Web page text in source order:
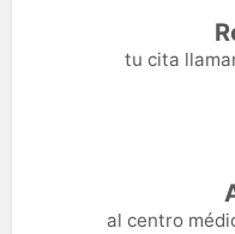
tu cita
al centro